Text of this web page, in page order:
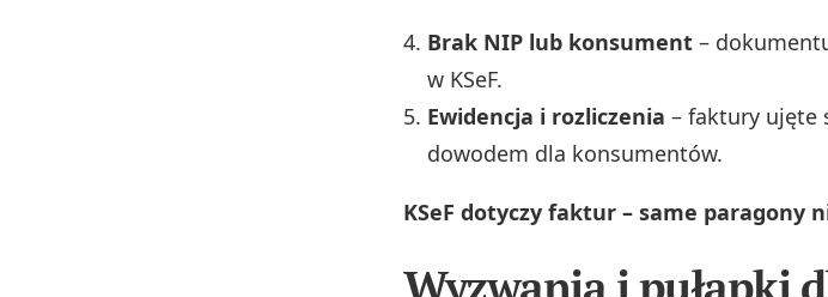
Brak NIP lub konsument –
w KSeF.
Ewidencja i rozliczenia – faktury ujęte
dowodem dla konsumentów.
KSeF dotyczy faktur – same paragony